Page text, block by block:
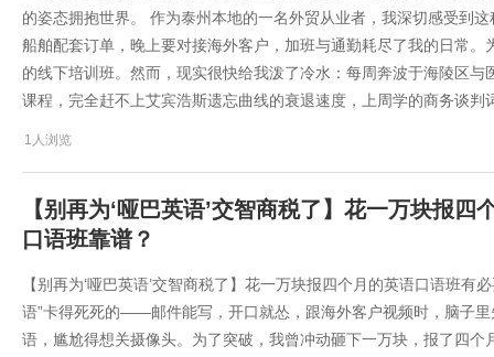
的姿态拥抱世界。 作为泰州本地的一名外贸从业者，我深切感受到
船舶配套订单，晚上要对接海外客户，加班与通勤耗尽了我的日常
的线下培训班。然而，现实很快给我泼了冷水：每周奔波于海陵区
课程，完全赶不上艾宾浩斯遗忘曲线的衰退速度，上周学的商务谈判
1人浏览
【别再为‘哑巴英语’交智商税了】花一万块报
口语班靠谱？
【别再为‘哑巴英语’交智商税了】花一万块报四个月的英语口语班
语”卡得死死的——邮件能写，开口就怂，跟海外客户视频时，脑子
语，尴尬得想关摄像头。为了突破，我曾冲动砸下一万块，报了四个